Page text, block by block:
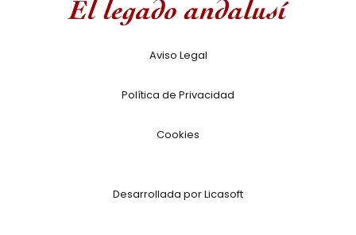
Aviso Legal
Política de Privacidad
Cookies
Desarrollada por Licasoft